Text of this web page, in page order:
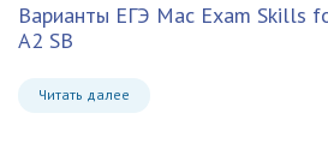
Варианты ЕГЭ Mac Exam Skills
A2 SB
Читать далее